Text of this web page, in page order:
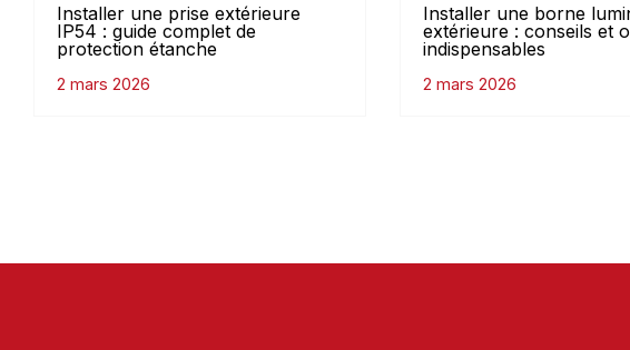
Installer une prise extérieure
IP54 : guide complet de
protection étanche
2 mars 2026
Installer une borne
extérieure : conseils et
indispensables
2 mars 2026